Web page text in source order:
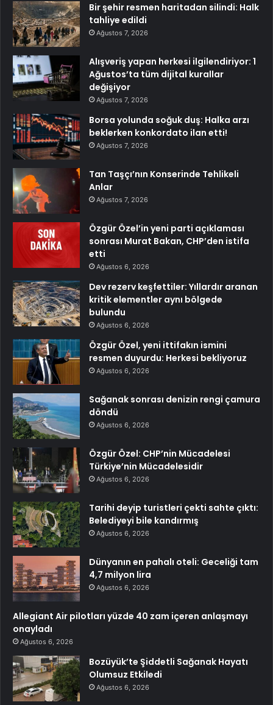
Bir şehir resmen haritadan silindi: Halk
tahliye edildi
Ağustos 7, 2026
Alışveriş yapan herkesi ilgilendiriyor: 1
Ağustos’ta tüm dijital kurallar
değişiyor
Ağustos 7, 2026
Borsa yolunda soğuk duş: Halka arzı
beklerken konkordato ilan etti!
Ağustos 7, 2026
Tan Taşçı’nın Konserinde Tehlikeli
Anlar
Ağustos 7, 2026
Özgür Özel’in yeni parti açıklaması
sonrası Murat Bakan, CHP’den istifa
etti
Ağustos 6, 2026
Dev rezerv keşfettiler: Yıllardır aranan
kritik elementler aynı bölgede
bulundu
Ağustos 6, 2026
Özgür Özel, yeni ittifakın ismini
resmen duyurdu: Herkesi bekliyoruz
Ağustos 6, 2026
Sağanak sonrası denizin rengi çamura
döndü
Ağustos 6, 2026
Özgür Özel: CHP’nin Mücadelesi
Türkiye’nin Mücadelesidir
Ağustos 6, 2026
Tarihi deyip turistleri çekti sahte çıktı:
Belediyeyi bile kandırmış
Ağustos 6, 2026
Dünyanın en pahalı oteli: Geceliği tam
4,7 milyon lira
Ağustos 6, 2026
Allegiant Air pilotları yüzde 40 zam içeren anlaşmayı
onayladı
Ağustos 6, 2026
Bozüyük’te Şiddetli Sağanak Hayatı
Olumsuz Etkiledi
Ağustos 6, 2026